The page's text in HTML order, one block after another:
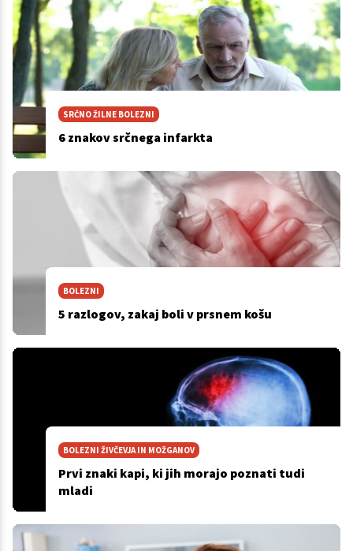
SRČNO ŽILNE BOLEZNI
6 znakov srčnega infarkta
BOLEZNI
5 razlogov, zakaj boli v prsnem košu
BOLEZNI ŽIVČEVJA IN MOŽGANOV
Prvi znaki kapi, ki jih morajo poznati tudi
mladi